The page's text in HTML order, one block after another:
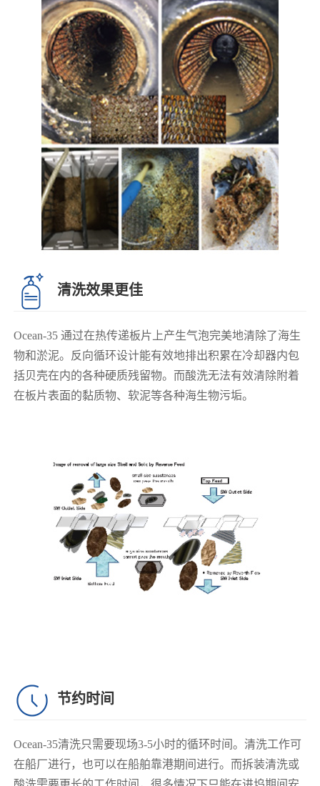
清洗效果更佳
Ocean-35 通过在热传递板片上产生气泡完美地清除了海生
物和淤泥。反向循环设计能有效地排出积累在冷却器内包
括贝壳在内的各种硬质残留物。而酸洗无法有效清除附着
在板片表面的黏质物、软泥等各种海生物污垢。
节约时间
Ocean-35清洗只需要现场3-5小时的循环时间。清洗工作可
在船厂进行，也可以在船舶靠港期间进行。而拆装清洗或